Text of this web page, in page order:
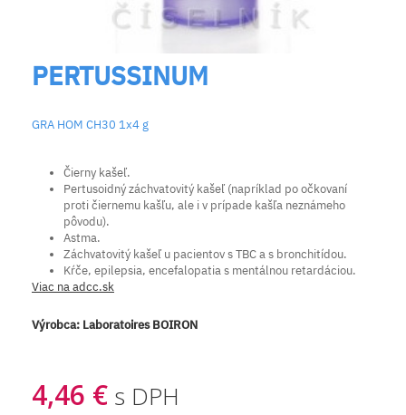
PERTUSSINUM
GRA HOM CH30 1x4 g
Čierny kašeľ.
Pertusoidný záchvatovitý kašeľ (napríklad po očkovaní
proti čiernemu kašľu, ale i v prípade kašľa neznámeho
pôvodu).
Astma.
Záchvatovitý kašeľ u pacientov s TBC a s bronchitídou.
Kŕče, epilepsia, encefalopatia s mentálnou retardáciou.
Viac na adcc.sk
Výrobca: Laboratoires BOIRON
4,46 € s DPH